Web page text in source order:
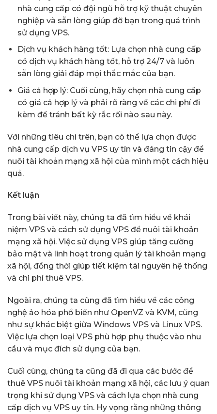
nhà cung cấp có đội ngũ hỗ trợ kỹ thuật chuyên
nghiệp và sẵn lòng giúp đỡ bạn trong quá trình
sử dụng VPS.
Dịch vụ khách hàng tốt: Lựa chọn nhà cung cấp
có dịch vụ khách hàng tốt, hỗ trợ 24/7 và luôn
sẵn lòng giải đáp mọi thắc mắc của bạn.
Giá cả hợp lý: Cuối cùng, hãy chọn nhà cung cấp
có giá cả hợp lý và phải rõ ràng về các chi phí đi
kèm để tránh bất kỳ rắc rối nào sau này.
Với những tiêu chí trên, bạn có thể lựa chọn được
nhà cung cấp dịch vụ VPS uy tín và đáng tin cậy để
nuôi tài khoản mạng xã hội của mình một cách hiệu
quả.
Kết luận
Trong bài viết này, chúng ta đã tìm hiểu về khái
niệm VPS và cách sử dụng VPS để nuôi tài khoản
mạng xã hội. Việc sử dụng VPS giúp tăng cường
bảo mật và linh hoạt trong quản lý tài khoản mạng
xã hội, đồng thời giúp tiết kiệm tài nguyên hệ thống
và chi phí thuê VPS.
Ngoài ra, chúng ta cũng đã tìm hiểu về các công
nghệ ảo hóa phổ biến như OpenVZ và KVM, cũng
như sự khác biệt giữa Windows VPS và Linux VPS.
Việc lựa chọn loại VPS phù hợp phụ thuộc vào nhu
cầu và mục đích sử dụng của bạn.
Cuối cùng, chúng ta cũng đã đi qua các bước để
thuê VPS nuôi tài khoản mạng xã hội, các lưu ý quan
trọng khi sử dụng VPS và cách lựa chọn nhà cung
cấp dịch vụ VPS uy tín. Hy vọng rằng những thông